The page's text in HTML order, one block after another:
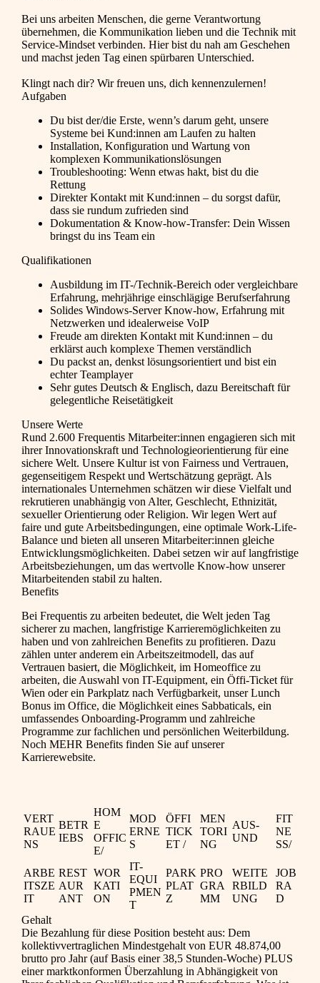
Bei uns arbeiten Menschen, die gerne Verantwortung
übernehmen, die Kommunikation lieben und die Technik mit
Service-Mindset verbinden. Hier bist du nah am Geschehen
und machst jeden Tag einen spürbaren Unterschied.
Klingt nach dir? Wir freuen uns, dich kennenzulernen!
Aufgaben
Du bist der/die Erste, wenn’s darum geht, unsere
Systeme bei Kund:innen am Laufen zu halten
Installation, Konfiguration und Wartung von
komplexen Kommunikationslösungen
Troubleshooting: Wenn etwas hakt, bist du die
Rettung
Direkter Kontakt mit Kund:innen – du sorgst dafür,
dass sie rundum zufrieden sind
Dokumentation & Know-how-Transfer: Dein Wissen
bringst du ins Team ein
Qualifikationen
Ausbildung im IT-/Technik-Bereich oder vergleichbare
Erfahrung, mehrjährige einschlägige Berufserfahrung
Solides Windows-Server Know-how, Erfahrung mit
Netzwerken und idealerweise VoIP
Freude am direkten Kontakt mit Kund:innen – du
erklärst auch komplexe Themen verständlich
Du packst an, denkst lösungsorientiert und bist ein
echter Teamplayer
Sehr gutes Deutsch & Englisch, dazu Bereitschaft für
gelegentliche Reisetätigkeit
Unsere Werte
Rund 2.600 Frequentis Mitarbeiter:innen engagieren sich mit
ihrer Innovationskraft und Technologieorientierung für eine
sichere Welt. Unsere Kultur ist von Fairness und Vertrauen,
gegenseitigem Respekt und Wertschätzung geprägt. Als
internationales Unternehmen schätzen wir diese Vielfalt und
rekrutieren unabhängig von Alter, Geschlecht, Ethnizität,
sexueller Orientierung oder Religion. Wir legen Wert auf
faire und gute Arbeitsbedingungen, eine optimale Work-Life-
Balance und bieten all unseren Mitarbeiter:innen gleiche
Entwicklungsmöglichkeiten. Dabei setzen wir auf langfristige
Arbeitsbeziehungen, um das wertvolle Know-how unserer
Mitarbeitenden stabil zu halten.
Benefits
Bei Frequentis zu arbeiten bedeutet, die Welt jeden Tag
sicherer zu machen, langfristige Karrieremöglichkeiten zu
haben und von zahlreichen Benefits zu profitieren. Dazu
zählen unter anderem ein Arbeitszeitmodell, das auf
Vertrauen basiert, die Möglichkeit, im Homeoffice zu
arbeiten, die Auswahl von IT-Equipment, ein Öffi-Ticket für
Wien oder ein Parkplatz nach Verfügbarkeit, unser Lunch
Bonus im Office, die Möglichkeit eines Sabbaticals, ein
umfassendes Onboarding-Programm und zahlreiche
Programme zur fachlichen und persönlichen Weiterbildung.
Noch MEHR Benefits finden Sie auf unserer
Karrierewebsite.
VERT
RAUE
NS
BETR
IEBS
HOM
E
OFFIC
E/
MOD
ERNE
S
ÖFFI
TICK
ET /
MEN
TORI
NG
AUS-
UND
FIT
NE
SS/
ARBE
ITSZE
IT
REST
AUR
ANT
WOR
KATI
ON
IT-
EQUI
PMEN
T
PARK
PLAT
Z
PRO
GRA
MM
WEITE
RBILD
UNG
JOB
RA
D
Gehalt
Die Bezahlung für diese Position besteht aus: Dem
kollektivvertraglichen Mindestgehalt von EUR 48.874,00
brutto pro Jahr (auf Basis einer 38,5 Stunden-Woche) PLUS
einer marktkonformen Überzahlung in Abhängigkeit von